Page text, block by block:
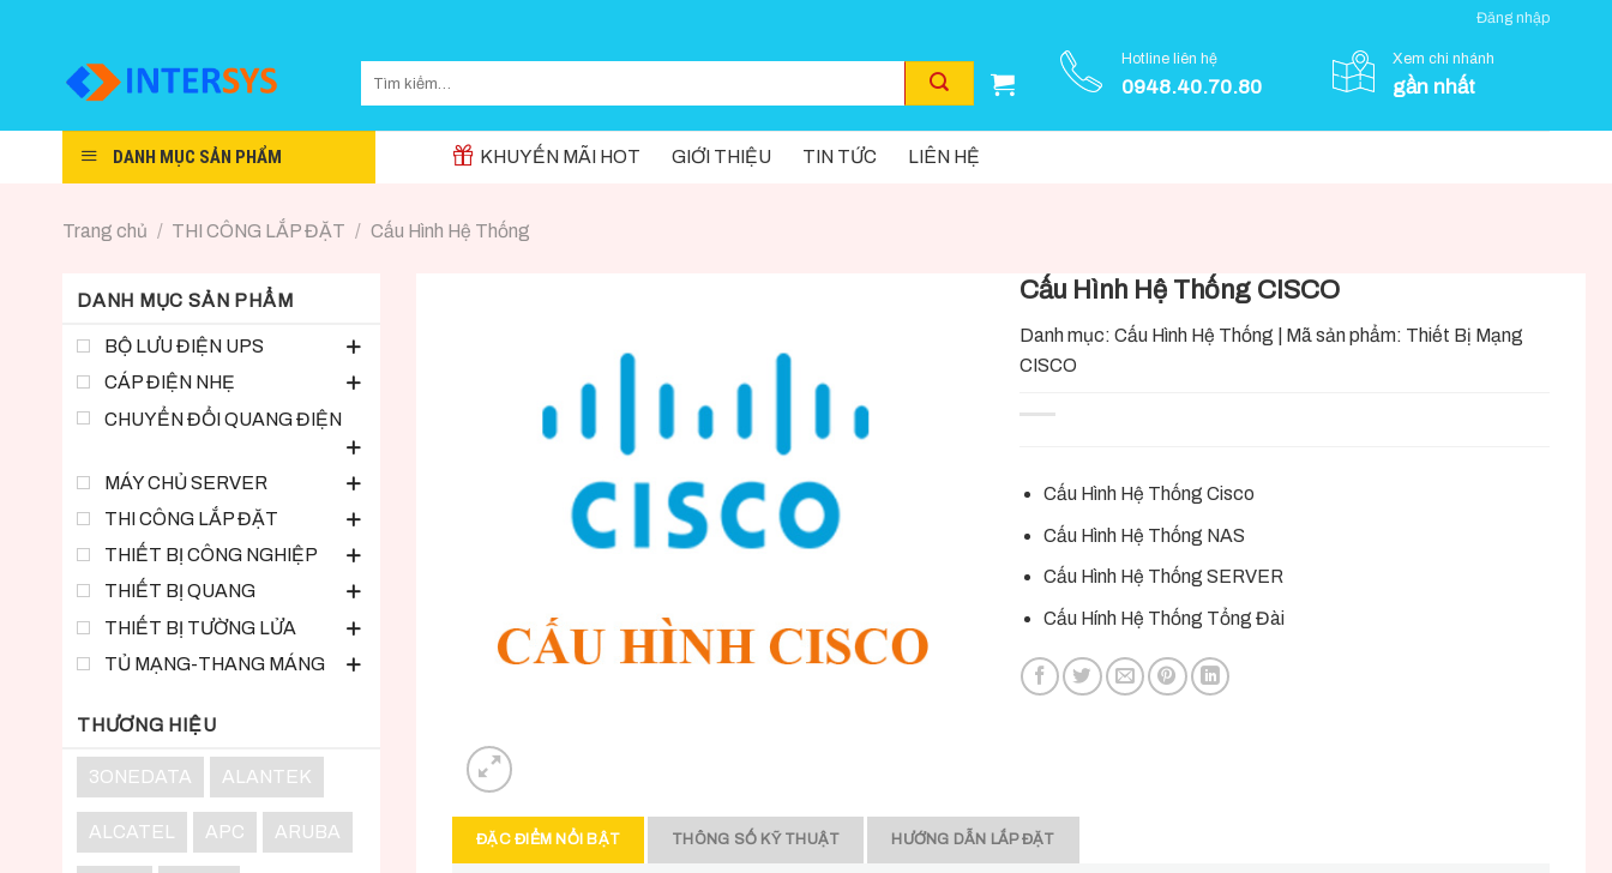
Đăng nhập
Hotline liên hệ
0948.40.70.80
Xem chi nhánh
gần nhất
DANH MỤC SẢN PHẨM KHUYẾN MÃI HOT GIỚI THIỆU TIN TỨC LIÊN HỆ
Trang chủ / THI CÔNG LẮP ĐẶT / Cấu Hình Hệ Thống
DANH MỤC SẢN PHẨM
BỘ LƯU ĐIỆN UPS
CÁP ĐIỆN NHẸ
CHUYỂN ĐỔI QUANG ĐIỆN
MÁY CHỦ SERVER
THI CÔNG LẮP ĐẶT
THIẾT BỊ CÔNG NGHIỆP
THIẾT BỊ QUANG
THIẾT BỊ TƯỜNG LỬA
TỦ MẠNG-THANG MÁNG
THƯƠNG HIỆU
3ONEDATA ALANTEK
ALCATEL APC ARUBA
Cấu Hình Hệ Thống CISCO
Danh mục: Cấu Hình Hệ Thống Mã sản phẩm: Thiết Bị Mạng
CISCO
Cấu Hình Hệ Thống Cisco
Cấu Hình Hệ Thống NAS
Cấu Hình Hệ Thống SERVER
Cấu Hính Hệ Thống Tổng Đài
ĐẶC ĐIỂM NỔI BẬT THÔNG SỐ KỸ THUẬT HƯỚNG DẪN LẮP ĐẶT